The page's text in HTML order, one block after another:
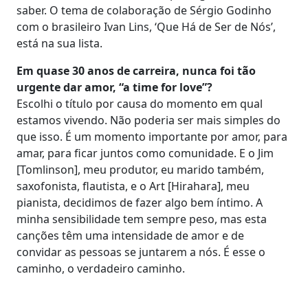
saber. O tema de colaboração de Sérgio Godinho
com o brasileiro Ivan Lins, ‘Que Há de Ser de Nós’,
está na sua lista.
Em quase 30 anos de carreira, nunca foi tão
urgente dar amor, “a time for love”?
Escolhi o título por causa do momento em qual
estamos vivendo. Não poderia ser mais simples do
que isso. É um momento importante por amor, para
amar, para ficar juntos como comunidade. E o Jim
[Tomlinson], meu produtor, eu marido também,
saxofonista, flautista, e o Art [Hirahara], meu
pianista, decidimos de fazer algo bem íntimo. A
minha sensibilidade tem sempre peso, mas esta
canções têm uma intensidade de amor e de
convidar as pessoas se juntarem a nós. É esse o
caminho, o verdadeiro caminho.